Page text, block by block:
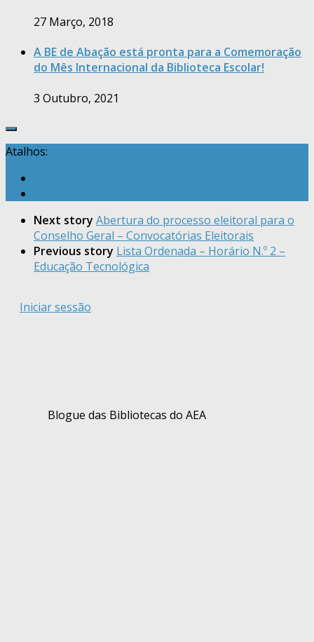
27 Março, 2018
A BE de Abação está pronta para a Comemoração
do Mês Internacional da Biblioteca Escolar!
3 Outubro, 2021
Atalhos:
Next story Abertura do processo eleitoral para o
Conselho Geral – Convocatórias Eleitorais
Previous story Lista Ordenada – Horário N.º 2 –
Educação Tecnológica
Iniciar sessão
Blogue das Bibliotecas do AEA